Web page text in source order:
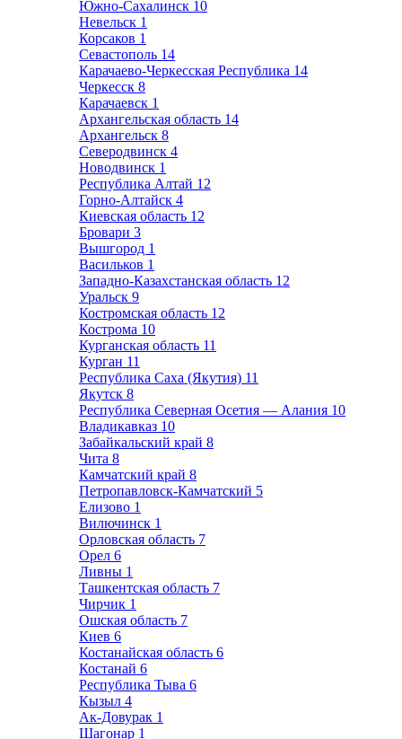
Южно-Сахалинск 10
Невельск 1
Корсаков 1
Севастополь 14
Карачаево-Черкесская Республика 14
Черкесск 8
Карачаевск 1
Архангельская область 14
Архангельск 8
Северодвинск 4
Новодвинск 1
Республика Алтай 12
Горно-Алтайск 4
Киевская область 12
Бровари 3
Вышгород 1
Васильков 1
Западно-Казахстанская область 12
Уральск 9
Костромская область 12
Кострома 10
Курганская область 11
Курган 11
Республика Саха (Якутия) 11
Якутск 8
Республика Северная Осетия — Алания 10
Владикавказ 10
Забайкальский край 8
Чита 8
Камчатский край 8
Петропавловск-Камчатский 5
Елизово 1
Вилючинск 1
Орловская область 7
Орел 6
Ливны 1
Ташкентская область 7
Чирчик 1
Ошская область 7
Киев 6
Костанайская область 6
Костанай 6
Республика Тыва 6
Кызыл 4
Ак-Довурак 1
Шагонар 1